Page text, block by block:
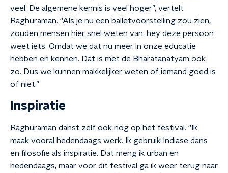
veel. De algemene kennis is veel hoger”, vertelt
Raghuraman. “Als je nu een balletvoorstelling zou zien,
zouden mensen hier snel weten van: hey deze persoon
weet iets. Omdat we dat nu meer in onze educatie
hebben en kennen. Dat is met de Bharatanatyam ook
zo. Dus we kunnen makkelijker weten of iemand goed is
of niet.”
Inspiratie
Raghuraman danst zelf ook nog op het festival. “Ik
maak vooral hedendaags werk. Ik gebruik Indiase dans
en filosofie als inspiratie. Dat meng ik urban en
hedendaags, maar voor dit festival ga ik weer terug naar